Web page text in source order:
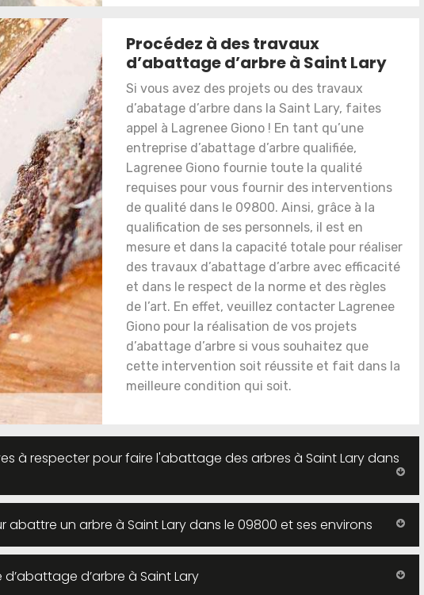
Procédez à des travaux
d’abattage d’arbre à Saint Lary
Si vous avez des projets ou des travaux
d’abatage d’arbre dans la Saint Lary, faites
appel à Lagrenee Giono ! En tant qu’une
entreprise d’abattage d’arbre qualifiée,
Lagrenee Giono fournie toute la qualité
requises pour vous fournir des interventions
de qualité dans le 09800. Ainsi, grâce à la
qualification de ses personnels, il est en
mesure et dans la capacité totale pour réaliser
des travaux d’abattage d’arbre avec efficacité
et dans le respect de la norme et des règles
de l’art. En effet, veuillez contacter Lagrenee
Giono pour la réalisation de vos projets
d’abattage d’arbre si vous souhaitez que
cette intervention soit réussite et fait dans la
meilleure condition qui soit.
à respecter pour faire l'abattage des arbres à Saint Lary dans
abattre un arbre à Saint Lary dans le 09800 et ses environs
d’arbre à Saint Lary